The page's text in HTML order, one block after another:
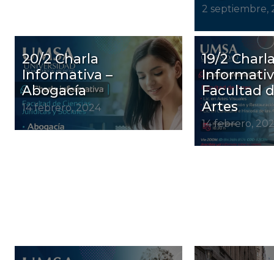
2 septiembre,
20/2 Charla
Informativa –
Abogacía
14 febrero, 2024
19/2
Facultad
Artes
14 febrero,